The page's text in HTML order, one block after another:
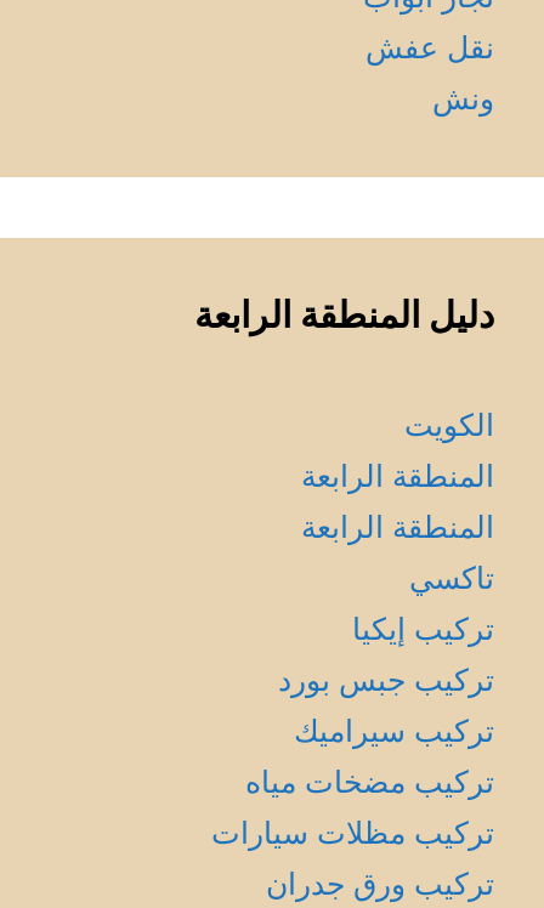
نقل عفش
ونش
دليل المنطقة الرابعة
الكويت
المنطقة الرابعة
المنطقة الرابعة
تاكسي
تركيب إيكيا
تركيب جبس بورد
تركيب سيراميك
تركيب مضخات مياه
تركيب مظلات سيارات
تركيب ورق جدران